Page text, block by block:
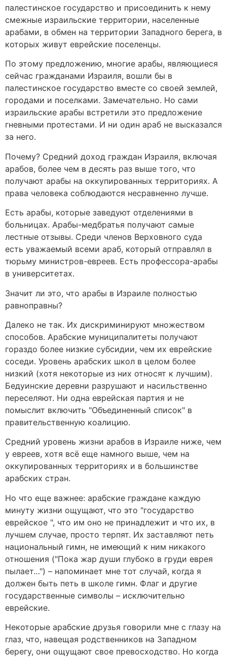
палестинское государство и присоединить к нему
смежные израильские территории, населенные
арабами, в обмен на территории Западного берега, в
которых живут еврейские поселенцы.
По этому предложению, многие арабы, являющиеся
сейчас гражданами Израиля, вошли бы в
палестинское государство вместе со своей землей,
городами и поселками. Замечательно. Но сами
израильские арабы встретили это предложение
гневными протестами. И ни один араб не высказался
за него.
Почему? Средний доход граждан Израиля, включая
арабов, более чем в десять раз выше того, что
получают арабы на оккупированных территориях. А
права человека соблюдаются несравненно лучше.
Есть арабы, которые заведуют отделениями в
больницах. Арабы-медбратья получают самые
лестные отзывы. Среди членов Верховного суда
есть уважаемый всеми араб, который отправлял в
тюрьму министров-евреев. Есть профессора-арабы
в университетах.
Значит ли это, что арабы в Израиле полностью
равноправны?
Далеко не так. Их дискриминируют множеством
способов. Арабские муниципалитеты получают
гораздо более низкие субсидии, чем их еврейские
соседи. Уровень арабских школ в целом более
низкий (хотя некоторые из них относят к лучшим).
Бедуинские деревни разрушают и насильственно
переселяют. Ни одна еврейская партия и не
помыслит включить "Объединенный список" в
правительственную коалицию.
Средний уровень жизни арабов в Израиле ниже, чем
у евреев, хотя всё еще намного выше, чем на
оккупированных территориях и в большинстве
арабских стран.
Но что еще важнее: арабские граждане каждую
минуту жизни ощущают, что это "государство
еврейское ", что им оно не принадлежит и что их, в
лучшем случае, просто терпят. Их заставляют петь
национальный гимн, не имеющий к ним никакого
отношения ("Пока жар души глубоко в груди еврея
пылает…") – напоминает мне тот случай, когда я
должен быть петь в школе гимн. Флаг и другие
государственные символы – исключительно
еврейские.
Некоторые арабские друзья говорили мне с глазу на
глаз, что, навещая родственников на Западном
берегу, они ощущают свое превосходство. Но когда